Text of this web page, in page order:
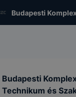
Budapesti
Budapesti
Technikum és